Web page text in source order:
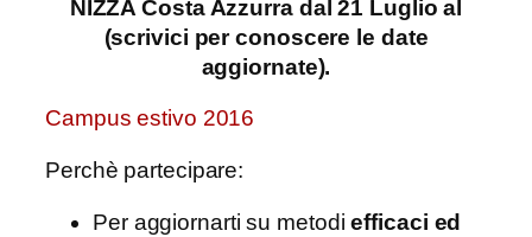
NIZZA Costa Azzurra dal 21 Luglio al
(scrivici per conoscere le date
aggiornate).
Campus estivo 2016
Perchè partecipare:
Per aggiornarti su metodiefficaci ed